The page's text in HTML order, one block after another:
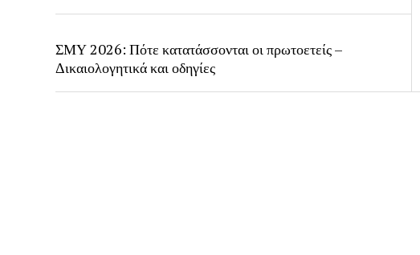
ΣΜΥ 2026: Πότε κατατάσσονται οι πρωτοετείς –
Δικαιολογητικά και οδηγίες